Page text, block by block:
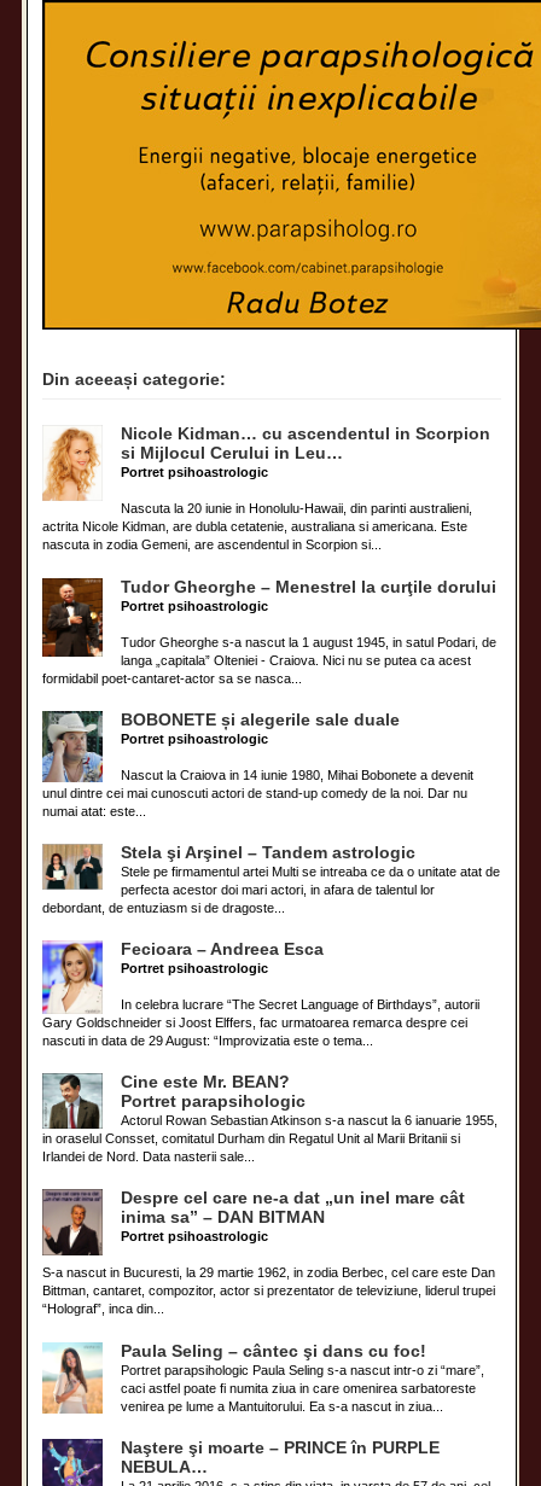
Din aceeași categorie:
Nicole Kidman… cu ascendentul in Scorpion
si Mijlocul Cerului in Leu…
Portret psihoastrologic
Nascuta la 20 iunie in Honolulu-Hawaii, din parinti australieni,
actrita Nicole Kidman, are dubla cetatenie, australiana si americana. Este
nascuta in zodia Gemeni, are ascendentul in Scorpion si...
Tudor Gheorghe – Menestrel la curţile dorului
Portret psihoastrologic
Tudor Gheorghe s-a nascut la 1 august 1945, in satul Podari, de
langa „capitala” Olteniei - Craiova. Nici nu se putea ca acest
formidabil poet-cantaret-actor sa se nasca...
BOBONETE și alegerile sale duale
Portret psihoastrologic
Nascut la Craiova in 14 iunie 1980, Mihai Bobonete a devenit
unul dintre cei mai cunoscuti actori de stand-up comedy de la noi. Dar nu
numai atat: este...
Stela şi Arşinel – Tandem astrologic
Stele pe firmamentul artei Multi se intreaba ce da o unitate atat de
perfecta acestor doi mari actori, in afara de talentul lor
debordant, de entuziasm si de dragoste...
Fecioara – Andreea Esca
Portret psihoastrologic
In celebra lucrare “The Secret Language of Birthdays”, autorii
Gary Goldschneider si Joost Elffers, fac urmatoarea remarca despre cei
nascuti in data de 29 August: “Improvizatia este o tema...
Cine este Mr. BEAN?
Portret parapsihologic
Actorul Rowan Sebastian Atkinson s-a nascut la 6 ianuarie 1955,
in oraselul Consset, comitatul Durham din Regatul Unit al Marii Britanii si
Irlandei de Nord. Data nasterii sale...
Despre cel care ne-a dat „un inel mare cât
inima sa” – DAN BITMAN
Portret psihoastrologic
S-a nascut in Bucuresti, la 29 martie 1962, in zodia Berbec, cel care este Dan
Bittman, cantaret, compozitor, actor si prezentator de televiziune, liderul trupei
“Holograf”, inca din...
Paula Seling – cântec şi dans cu foc!
Portret parapsihologic Paula Seling s-a nascut intr-o zi “mare”,
caci astfel poate fi numita ziua in care omenirea sarbatoreste
venirea pe lume a Mantuitorului. Ea s-a nascut in ziua...
Naştere şi moarte – PRINCE în PURPLE
NEBULA…